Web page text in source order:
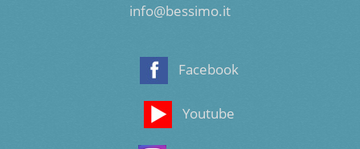
info@bessimo.it
Facebook
Youtube